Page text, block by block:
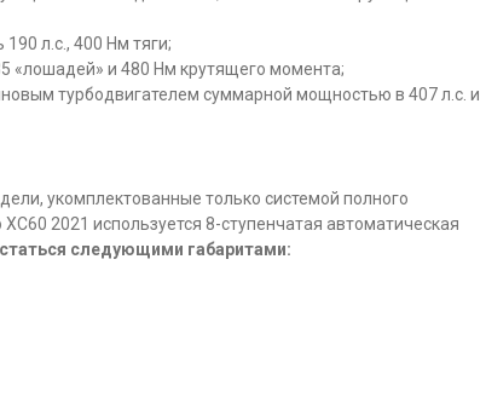
л.с., 400 Нм тяги;
«лошадей» и 480 Нм крутящего момента;
турбодвигателем суммарной мощностью в 407 л.с. и
укомплектованные только системой полного
2021 используется 8-ступенчатая автоматическая
следующими габаритами: